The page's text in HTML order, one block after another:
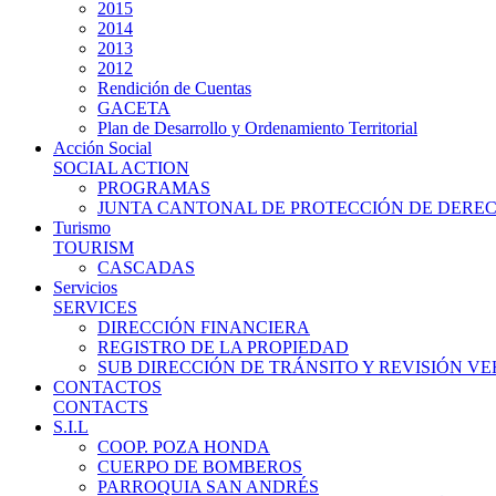
2015
2014
2013
2012
Rendición de Cuentas
GACETA
Plan de Desarrollo y Ordenamiento Territorial
Acción Social
SOCIAL ACTION
PROGRAMAS
JUNTA CANTONAL DE PROTECCIÓN DE
Turismo
TOURISM
CASCADAS
Servicios
SERVICES
DIRECCIÓN FINANCIERA
REGISTRO DE LA PROPIEDAD
SUB DIRECCIÓN DE TRÁNSITO Y REVISIÓN
CONTACTOS
CONTACTS
S.I.L
COOP. POZA HONDA
CUERPO DE BOMBEROS
PARROQUIA SAN ANDRÉS